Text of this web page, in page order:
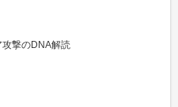
撃のDNA解読